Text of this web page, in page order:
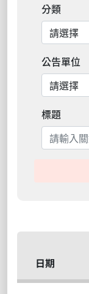
分類
公告單位
標題
日期